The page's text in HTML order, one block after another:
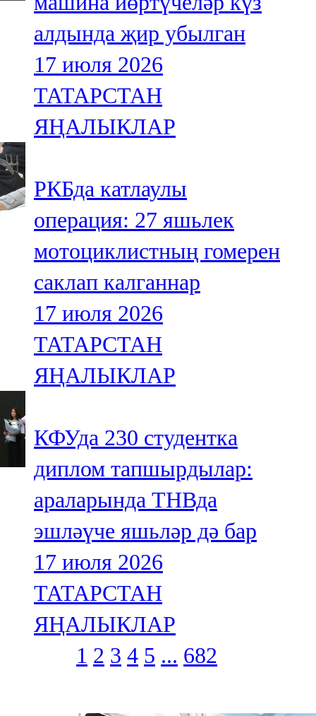
алдында җир убылган
17 июля 2026
ТАТАРСТАН
ЯҢАЛЫКЛАР
РКБда катлаулы
операция: 27 яшьлек
мотоциклистның гомерен
саклап калганнар
17 июля 2026
ТАТАРСТАН
ЯҢАЛЫКЛАР
КФУда 230 студентка
диплом тапшырдылар:
араларында ТНВда
эшләүче яшьләр дә бар
17 июля 2026
ТАТАРСТАН
ЯҢАЛЫКЛАР
1 2 3 4 5 ... 682